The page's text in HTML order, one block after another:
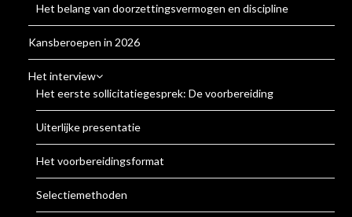
Het belang van doorzettingsvermogen en discipline
Kansberoepen in 2026
Het interview
Het eerste sollicitatiegesprek: De voorbereiding
Uiterlijke presentatie
Het voorbereidingsformat
Selectiemethoden